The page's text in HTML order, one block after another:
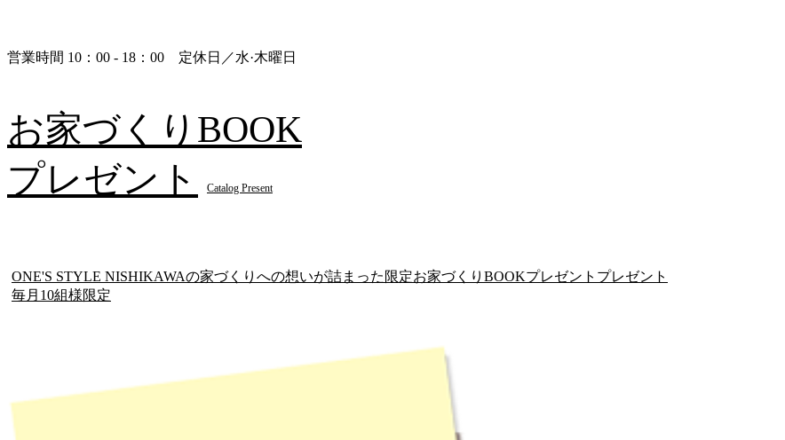
営業時間 10：00 - 18：00 定休日／水·木曜日
お家づくりBOOK
プレゼント
Catalog Present
ONE'S STYLE NISHIKAWAの家づくりへの想いが詰まった限定お家づくりBOOKプレゼントプレゼント
毎月10組様限定